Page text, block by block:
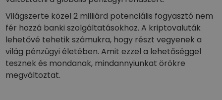
Világszerte közel 2 milliárd potenciális fogyasztó nem
fér hozzá banki szolgáltatásokhoz. A kriptovaluták
lehetővé tehetik számukra, hogy részt vegyenek a
világ pénzügyi életében. Amit ezzel a lehetőséggel
tesznek és mondanak, mindannyiunkat örökre
megváltoztat.